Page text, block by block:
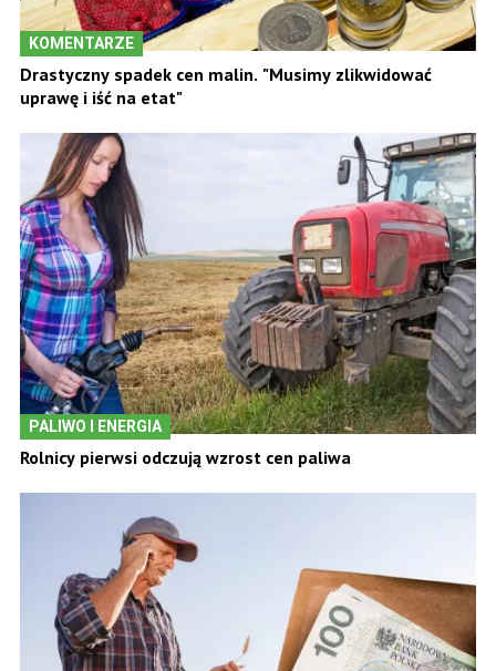
KOMENTARZE
Drastyczny spadek cen malin. "Musimy zlikwidować
uprawę i iść na etat"
PALIWO I ENERGIA
Rolnicy pierwsi odczują wzrost cen paliwa